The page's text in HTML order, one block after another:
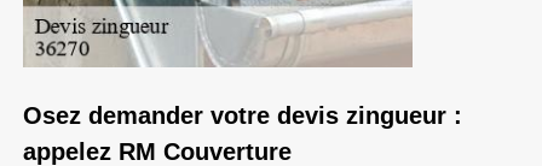
Osez demander votre devis zingueur :
appelez RM Couverture